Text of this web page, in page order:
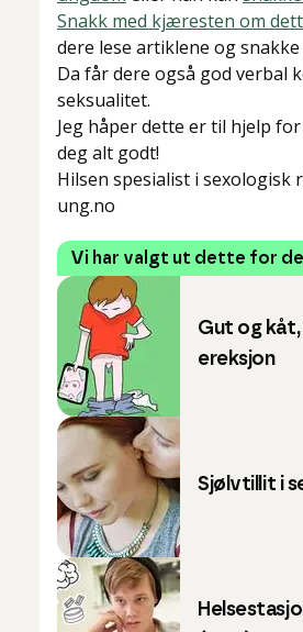
Snakk med kjæresten om
dere lese artiklene og
Da får dere også god verbal
seksualitet.
Jeg håper dette er til hjelp
deg alt godt!
Hilsen spesialist i sexologisk
ung.no
Vi har valgt ut dette for
Gut og
ereksjon
Sjølvtillit i